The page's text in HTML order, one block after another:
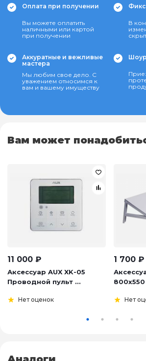
Оплата при получении
Вы можете оплатить
наличными или картой
при получении
В
Аккуратные и вежливые
мастера
Мы любим свое дело. С
уважением относимся к
вам и вашему имуществу
Вам может
11 000 ₽
Аксессуар AUX XK-05
Проводной пульт ...
Нет оценок
1 700 ₽
Нет